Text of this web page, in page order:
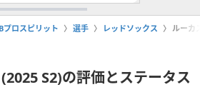
プロスピリット 選手 レッドソックス ルーカ
S2)の評価とステータス